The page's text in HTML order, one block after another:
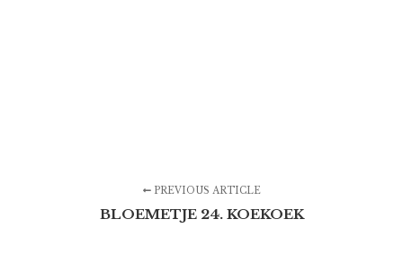
PREVIOUS ARTICLE
BLOEMETJE 24. KOEKOEK